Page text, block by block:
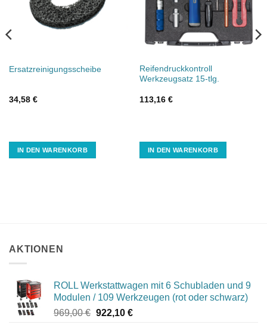
Ersatzreinigungsscheibe
34,58 €
IN DEN WARENKORB
Reifendruckkontroll
Werkzeugsatz 15-tlg.
113,16 €
IN DEN WARENKORB
AKTIONEN
ROLL Werkstattwagen mit 6 Schubladen und 9
Modulen / 109 Werkzeugen (rot oder schwarz)
969,00€ Ursprünglicher
922,10 €Aktueller